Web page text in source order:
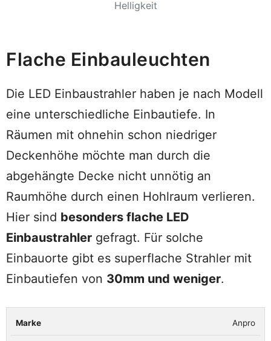
Helligkeit
Flache Einbauleuchten
Die LED Einbaustrahler haben je nach Modell
eine unterschiedliche Einbautiefe. In
Räumen mit ohnehin schon niedriger
Deckenhöhe möchte man durch die
abgehängte Decke nicht unnötig an
Raumhöhe durch einen Hohlraum verlieren.
Hier sind besonders flache LED
Einbaustrahler gefragt. Für solche
Einbauorte gibt es superflache Strahler mit
Einbautiefen von 30mm und weniger.
Marke Anzahl
Anpro